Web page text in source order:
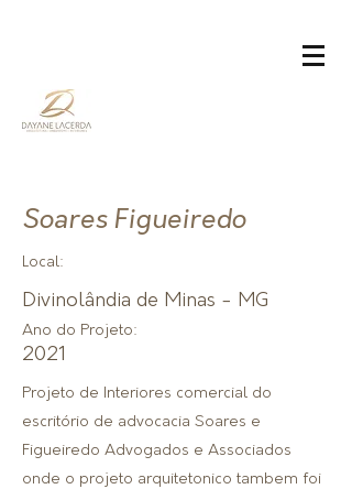
Soares Figueiredo
Local:
Divinolândia de Minas - MG
Ano do Projeto:
2021
Projeto de Interiores comercial do
escritório de advocacia Soares e
Figueiredo Advogados e Associados
onde o projeto arquitetonico tambem foi